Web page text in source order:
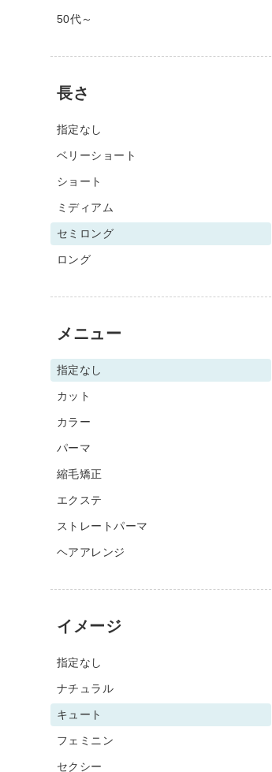
50代～
長さ
指定なし
ベリーショート
ショート
ミディアム
セミロング
ロング
メニュー
指定なし
カット
カラー
パーマ
縮毛矯正
エクステ
ストレートパーマ
ヘアアレンジ
イメージ
指定なし
ナチュラル
キュート
フェミニン
セクシー